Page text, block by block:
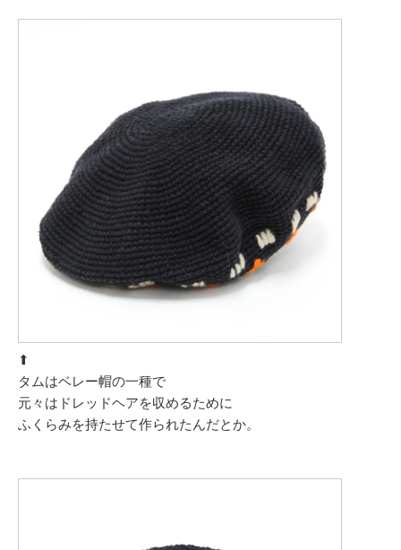
⬆︎
タムはベレー帽の一種で
元々はドレッドヘアを収めるために
ふくらみを持たせて作られたんだとか。